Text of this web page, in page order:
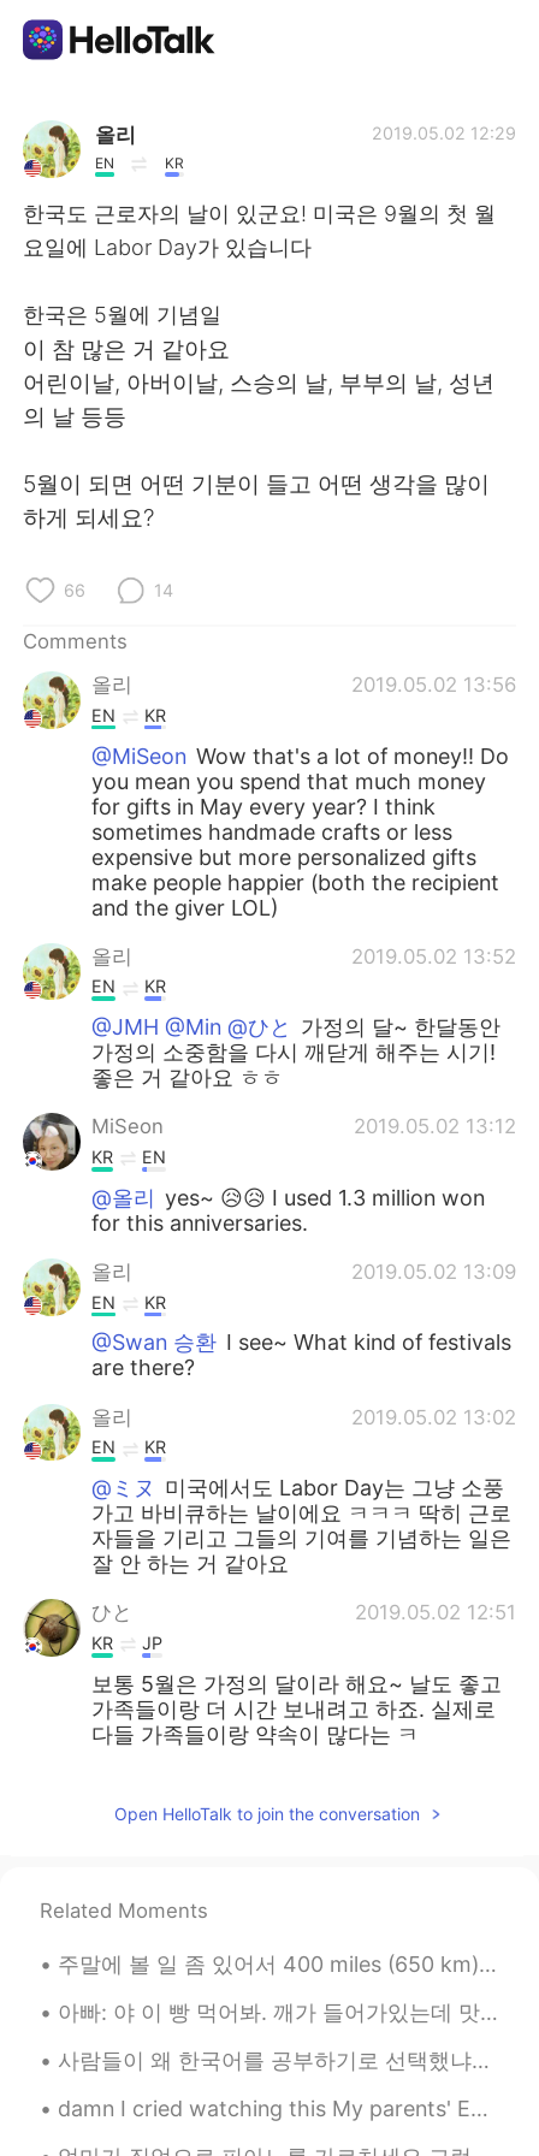
Language Exchange App
AI Grammar Checker
English
简体中文 繁體中文
Español
Français Deutsch
Русский
Indonesia
Türkçe
Português
올리
EN KR
2019.05.02 12:29
한국도 근로자의 날이 있군요! 미국은 9월의 첫 월
요일에 Labor Day가 있습니다
한국은 5월에 기념일
이 참 많은 거 같아요
어린이날, 아버이날, 스승의 날, 부부의 날, 성년
의 날 등등
5월이 되면 어떤 기분이 들고 어떤 생각을 많이
하게 되세요?
66 14
Comments
올리
2019.05.02 13:56
EN KR
@MiSeon Wow that's a lot of money!! Do
you mean you spend that much money
for gifts in May every year? I think
sometimes handmade crafts or less
expensive but more personalized gifts
make people happier (both the recipient
and the giver LOL)
올리 2019.05.02 13:52
EN KR
@JMH @Min @ひと
가정의 달~ 한달동안
가정의 소중함을 다시 깨닫게 해주는 시기!
좋은 거 같아요 ㅎㅎ
MiSeon 2019.05.02 13:12
KR EN
@올리 yes~ 😥😥 I used 1.3 million won
for this anniversaries.
올리 2019.05.02 13:09
EN KR
@Swan 승환 I see~ What kind of festivals
are there?
올리 2019.05.02 13:02
EN KR
@ミヌ 미국에서도 Labor Day는 그냥 소풍
가고 바비큐하는 날이에요 ㅋㅋㅋ 딱히 근로
자들을 기리고 그들의 기여를 기념하는 일은
잘 안 하는 거 같아요
ひと 2019.05.02 12:51
KR JP
보통 5월은 가정의 달이라 해요~ 날도 좋고
가족들이랑 더 시간 보내려고 하죠. 실제로
다들 가족들이랑 약속이 많다는 ㅋ
EN KR
EN KR
@dwayne 미국은 May Day를 기념하진 않
습니다
Min 2019.05.02 12:46
KR ES
in Korea, May is month of family
Open HelloTalk to join the conversation
Related Moments
주말에 볼 일 좀 있어서 400 miles (650 km) 운전해야 됐었는데 출발하기 전에 제 휴대폰을 꺼놓았어요 나: 아빠 내 폰 어딨어? 아빠: 여깄어. 왜? 나: 내가...
아빠: 야 이 빵 먹어봐. 깨가 들어가있는데 맛있어. 나: 나 지금 너무 배불러. 언니: 그럼 내가 먹는다. 아빠 깨가 뭐야? 아빠: 깨가 sesame지. 언니: 아니~ 스페...
사람들이 왜 한국어를 공부하기로 선택했냐고 물었어요. 저는 항상 지루하고 다른 나라 언어를 공부하고 싶어서 한국어를 공부한다고 말해요. 한국드라마 예능 kpop을 통해 한국을...
damn I cried watching this My parents' English is more proficient than most older immigrants her...